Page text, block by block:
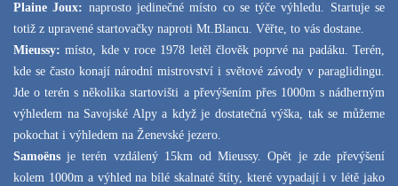
Plaine Joux: naprosto jedinečné místo co se týče výhledu. Startuje se
totiž z upravené startovačky naproti Mt.Blancu. Věřte, to vás dostane.
Mieussy: místo, kde v roce 1978 letěl člověk poprvé na padáku. Terén,
kde se často konají národní mistrovství i světové závody v paraglidingu.
Jde o terén s několika startovišti a převýšením přes 1000m s nádherným
výhledem na Savojské Alpy a když je dostatečná výška, tak se můžeme
pokochat i výhledem na Ženevské jezero.
Samoëns je terén vzdálený 15km od Mieussy. Opět je zde převýšení
kolem 1000m a výhled na bílé skalnaté štíty, které vypadají i v létě jako